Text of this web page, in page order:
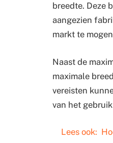
breedte. Deze
aangezien
markt te
Naast de
maximale
vereisten
van het
Lees ook: